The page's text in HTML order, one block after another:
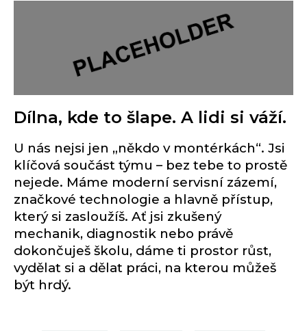
Dílna, kde to šlape. A lidi si váží.
U nás nejsi jen „někdo v montérkách“. Jsi
klíčová součást týmu – bez tebe to prostě
nejede. Máme moderní servisní zázemí,
značkové technologie a hlavně přístup,
který si zasloužíš. Ať jsi zkušený
mechanik, diagnostik nebo právě
dokončuješ školu, dáme ti prostor růst,
vydělat si a dělat práci, na kterou můžeš
být hrdý.